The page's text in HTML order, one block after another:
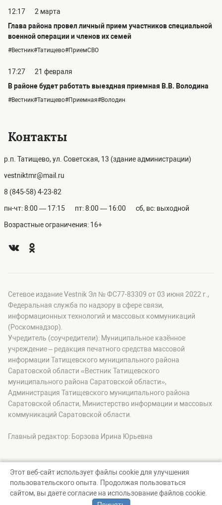
12:17
2 марта
Глава района провел личный прием участников специальной
военной операции и членов их семей
#Вестник#Татищево#ПриемСВО
17:27
21 февраля
В районе будет работать выездная приемная В.В. Володина
#Вестник#Татищево#Приемная#Володин
Контакты
р.п. Татищево, ул. Советская, 13 (здание администрации)
vestniktmr@mail.ru
8 (845-58) 4-23-82
пн-чт: 8:00 — 17:15 пт: 8:00 — 16:00 сб, вс: выходной
Возрастные ограничения: 16+
Сетевое издание Vestnik Эл № ФС77-83309 от 03 июня 2022 г.,
Федеральная служба по надзору в сфере связи,
информационных технологий и массовых коммуникаций
(Роскомнадзор).
Учредитель (соучредители): Муниципальное казённое
учреждение – редакция печатного средства массовой
информации Татищевского муниципального района
Саратовской области «Вестник Татищевского
муниципального района Саратовской области»,
Администрация Татищевского муниципального района
Саратовской области, Министерство информации и массовых
коммуникаций Саратовской области.
Главный редактор: Борзова Ирина Юрьевна
© Вестник Татищевского муниципального района, 2026
Создание сайта — nopreset
Этот веб-сайт использует файлы cookie для улучшения
пользовательского опыта. Продолжая пользоваться
сайтом, вы даете согласие на использование файлов cookie.